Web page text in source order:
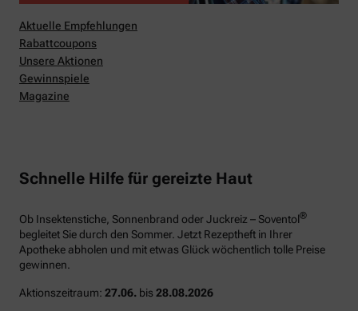
Aktuelle Empfehlungen
Rabattcoupons
Unsere Aktionen
Gewinnspiele
Magazine
Schnelle Hilfe für gereizte Haut
Ob Insektenstiche, Sonnenbrand oder Juckreiz – Soventol®
begleitet Sie durch den Sommer. Jetzt Rezeptheft in Ihrer
Apotheke abholen und mit etwas Glück wöchentlich tolle Preise
gewinnen.
Aktionszeitraum: 27.06. bis 28.08.2026